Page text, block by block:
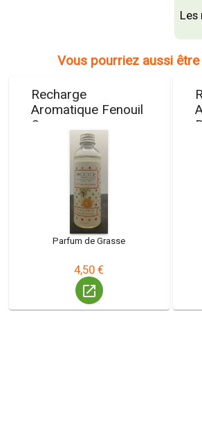
Les
Vous pourriez aussi
Recharge
Aromatique Fenouil
Orange
Parfum de Grasse
4,50 €
launch